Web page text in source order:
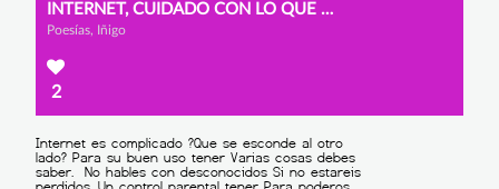
INTERNET, CUIDADO CON LO QUE HACES.
Poesías, Iñigo
2